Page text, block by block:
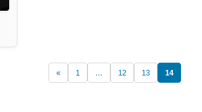
« 1 … 12 13 14